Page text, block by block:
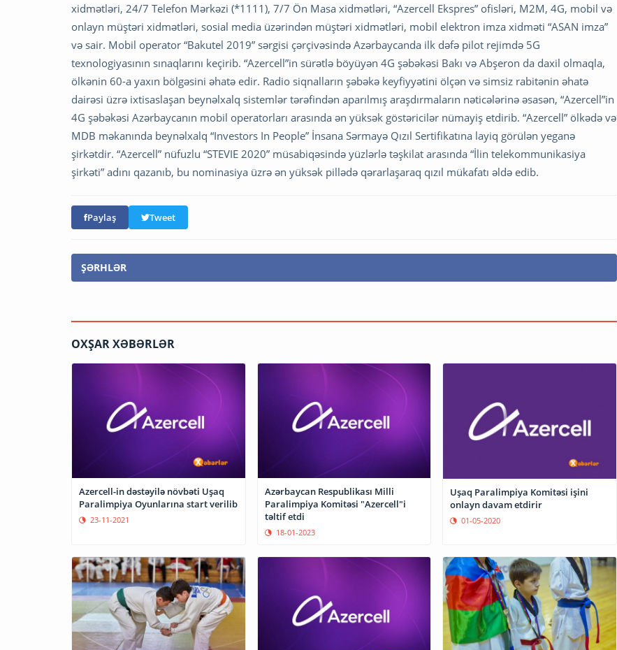
xidmətləri, 24/7 Telefon Mərkəzi (*1111), 7/7 Ön Masa xidmətləri, “Azercell Ekspres” ofisləri, M2M, 4G, mobil və
onlayn müştəri xidmətləri, sosial media üzərindən müştəri xidmətləri, mobil elektron imza xidməti “ASAN imza”
və sair. Mobil operator “Bakutel 2019” sərgisi çərçivəsində Azərbaycanda ilk dəfə pilot rejimdə 5G
texnologiyasının sınaqlarını keçirib. “Azercell”in sürətlə böyüyən 4G şəbəkəsi Bakı və Abşeron da daxil olmaqla,
ölkənin 60-a yaxın bölgəsini əhatə edir. Radio siqnalların şəbəkə keyfiyyətini ölçən və simsiz rabitənin əhatə
dairəsi üzrə ixtisaslaşan beynəlxalq sistemlər tərəfindən aparılmış araşdırmaların nəticələrinə əsasən, “Azercell”in
4G şəbəkəsi Azərbaycanın mobil operatorları arasında ən yüksək göstəricilər nümayiş etdirib. “Azercell” ölkədə və
MDB məkanında beynəlxalq “Investors In People” İnsana Sərmayə Qızıl Sertifikatına layiq görülən yeganə
şirkətdir. “Azercell” nüfuzlu “STEVIE 2020” müsabiqəsində yüzlərlə təşkilat arasında “İlin telekommunikasiya
şirkəti” adını qazanıb, bu nominasiya üzrə ən yüksək pillədə qərarlaşaraq qızıl mükafatı əldə edib.
Paylaş Tweet
ŞƏRHLƏR
OXŞAR XƏBƏRLƏR
Azercell-in dəstəyilə növbəti Uşaq
Paralimpiya Oyunlarına start verilib
23-11-2021
Azərbaycan Respublikası Milli
Paralimpiya Komitəsi "Azercell"i
təltif etdi
18-01-2023
Uşaq Paralimpiya Komitəsi işini
onlayn davam etdirir
01-05-2020